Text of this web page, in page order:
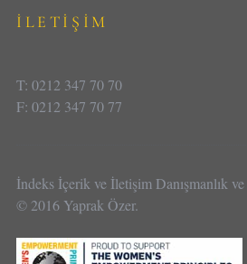
İLETİŞİM
T: 0212 347 70 70
F: 0212 347 70 77
İndeks İçerik ve İletişim Danışmanlık
© 2016 Yaprak Özer.